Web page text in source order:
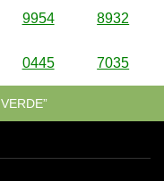
9954 8932
0445 7035